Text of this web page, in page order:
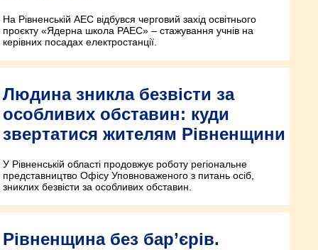
На Рівненській АЕС відбувся черговий захід освітнього
проєкту «Ядерна школа РАЕС» – стажування учнів на
керівних посадах електростанції.
Людина зникла безвісти за
особливих обставин: куди
звертатися жителям Рівненщини
У Рівненській області продовжує роботу регіональне
представництво Офісу Уповноваженого з питань осіб,
зниклих безвісти за особливих обставин.
Рівненщина без бар’єрів.